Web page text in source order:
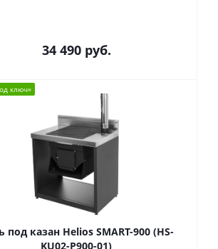
34 490руб.
ключ»
под казан Helios SMART-900 (HS-
KU02-P900-01)